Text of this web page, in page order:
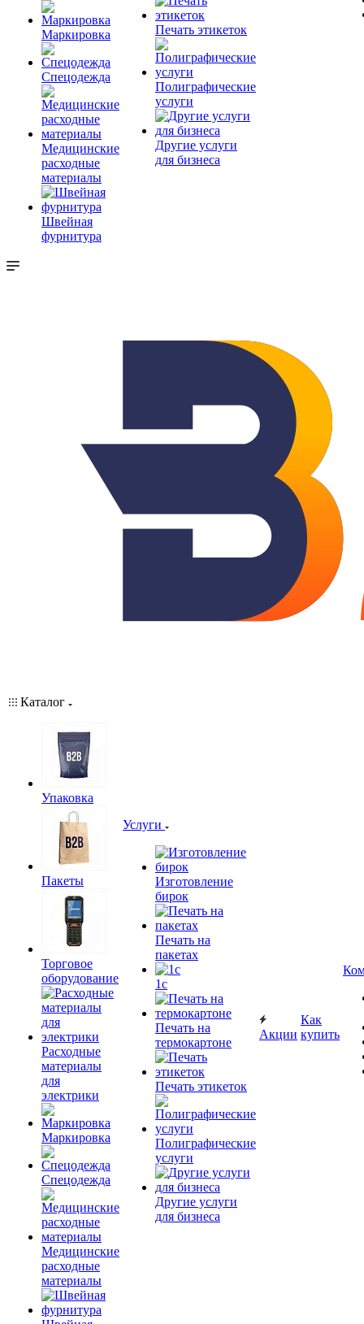
Маркировка
Спецодежда
Медицинские
расходные
материалы
Швейная
фурнитура
Печать этикеток
Полиграфические
услуги
Другие услуги
для бизнеса
Каталог
Упаковка
Пакеты
Торговое
оборудование
Расходные
материалы
для
электрики
Маркировка
Спецодежда
Медицинские
расходные
материалы
Услуги
Изготовление
бирок
Печать на
пакетах
1c
Печать на
термокартоне
Печать этикеток
Полиграфические
услуги
Другие услуги
для бизнеса
Акции
Как
купить